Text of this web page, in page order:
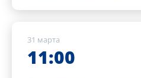
31 марта
11:00